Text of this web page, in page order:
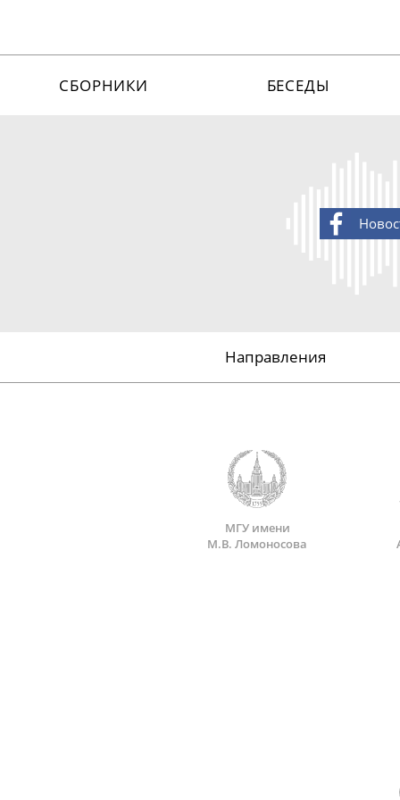
СБОРНИКИ БЕСЕДЫ
Направления
МГУ имени
М.В. Ломоносова